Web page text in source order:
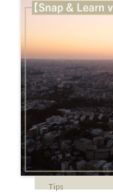
Tips